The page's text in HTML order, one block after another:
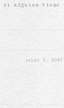
si alguien tiene
julio 5, 2007